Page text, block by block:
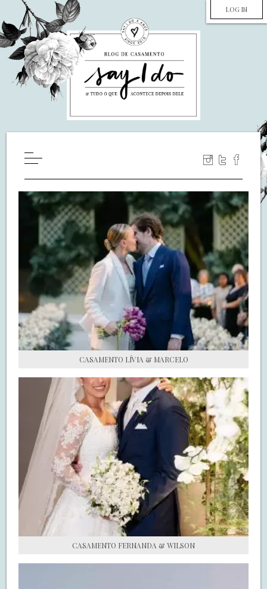
LOG IN
WILL YOU MARRY ME?
LUA DE MEL
COZINHA
DECORAÇÃO
DE NOIVA PRA NOIVA
S.O.S CASADAS
FALE COM O SAY I DO
CASAMENTO LÍVIA & MARCELO
CASAMENTO FERNANDA & WILSON